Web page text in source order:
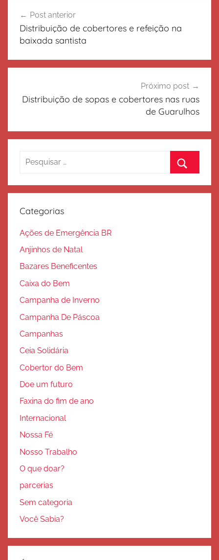
de
Post
Post anterior
Distribuição de cobertores e refeição na
baixada santista
Próximo post
Distribuição de sopas e cobertores nas ruas
de Guarulhos
Pesquisar
Categorias
Ações de Emergência BR
Anjinhos de Natal
Bazares Beneficentes
Caixa do Bem
Campanha de Inverno
Campanha De Páscoa
Campanhas
Ceia Solidária
Cobertor do Bem
Doe um futuro
Faxina do fim de ano
Internacional
Nossa Fé
Nosso Trabalho
O que doar?
parcerias
Sem categoria
Você Sabia?